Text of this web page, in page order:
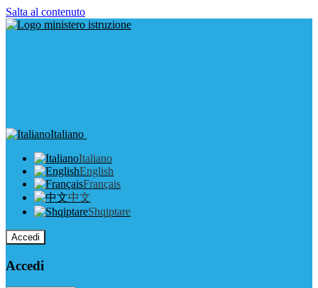
Salta al contenuto
Italiano
Italiano
English
Français
中文
Shqiptare
Accedi
Accedi